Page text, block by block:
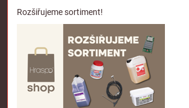
Rozšiřujeme sortiment!